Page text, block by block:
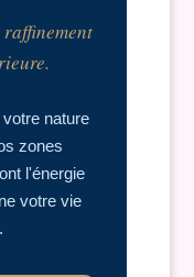
nature
zones
l'énergie
votre vie